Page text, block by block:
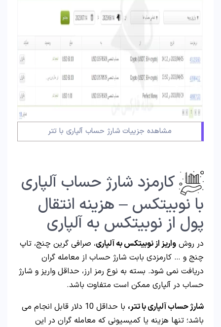
مشاهده جزییات شارژ حساب آلپاری با تتر
کارمزد شارژ حساب آلپاری
با نوبیتکس – هزینه انتقال
پول از نوبیتکس به آلپاری
در روش واریز از نوبیتکس به آلپاری، صرافی گرین چنج، تاپ
چنج و … کارمزدی بابت شارژ حساب از معامله گران
دریافت نمی شود. بسته به نوع رمز ارز، حداقل واریز و شارژ
حساب در آلپاری ممکن است متفاوت باشد.
شارژ حساب آلپاری با تتر،
با حداقل 10 دلار قابل انجام می
باشد؛ تنها هزینه یا کمیسیونی که معامله گران در این